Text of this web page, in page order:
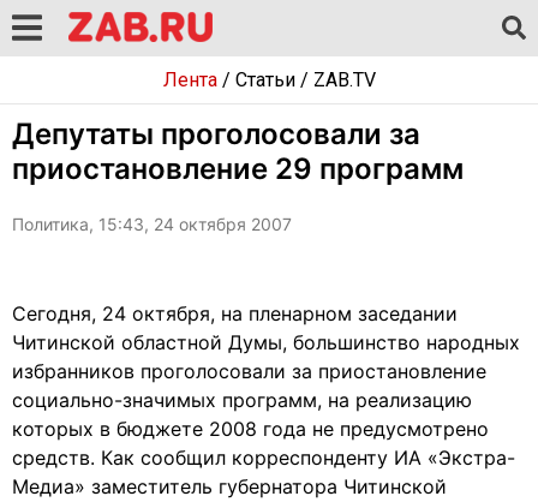
Лента/ Статьи/ ZAB.TV
Депутаты проголосовали за
приостановление 29 программ
Политика, 15:43, 24 октября 2007
Сегодня, 24 октября, на пленарном заседании
Читинской областной Думы, большинство народных
избранников проголосовали за приостановление
социально-значимых программ, на реализацию
которых в бюджете 2008 года не предусмотрено
средств. Как сообщил корреспонденту ИА «Экстра-
Медиа» заместитель губернатора Читинской